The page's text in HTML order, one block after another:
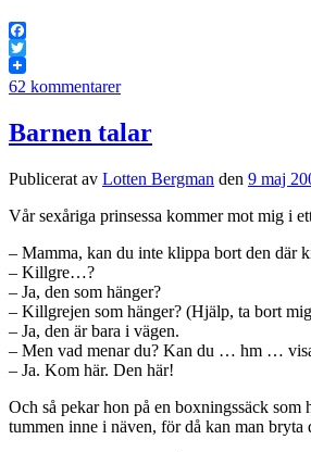
Facebook
Twitter
62 kommentarer
Barnen talar
Publicerat av Lotten Bergman den 9 maj
Vår sexåriga prinsessa kommer mot mig i
– Mamma, kan du inte klippa bort den där
– Killgre…?
– Ja, den som hänger?
– Killgrejen som hänger? (Hjälp, ta bort
– Ja, den är bara i vägen.
– Men vad menar du? Kan du … hm …
– Ja. Kom här. Den här!
Och så pekar hon på en boxningssäck
tummen inne i näven, för då kan man